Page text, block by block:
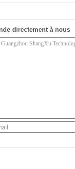
directement à nous